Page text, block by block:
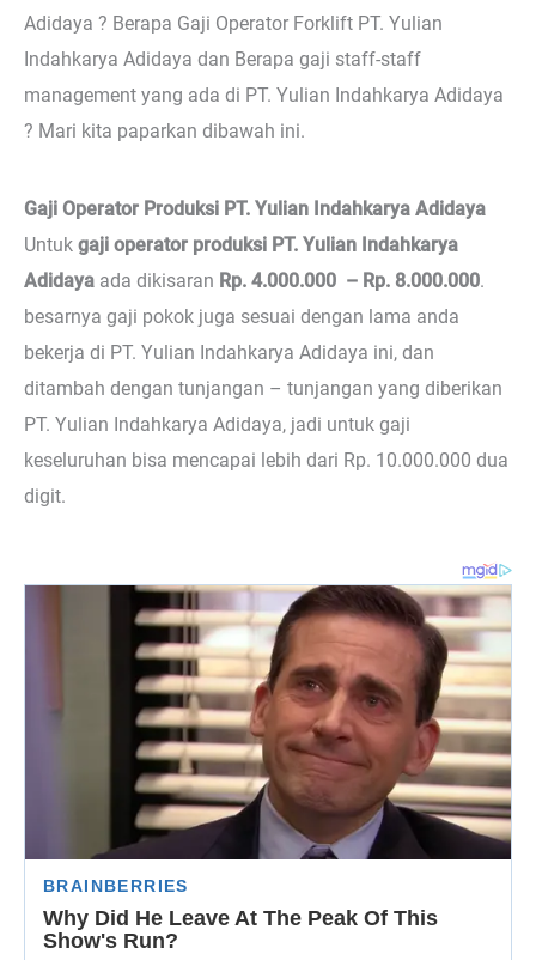
Adidaya ? Berapa Gaji Operator Forklift PT. Yulian
Indahkarya Adidaya dan Berapa gaji staff-staff
management yang ada di PT. Yulian Indahkarya Adidaya
? Mari kita paparkan dibawah ini.
Gaji Operator Produksi PT. Yulian Indahkarya Adidaya
Untuk gaji operator produksi PT. Yulian Indahkarya
Adidaya ada dikisaran Rp. 4.000.000 – Rp. 8.000.000.
besarnya gaji pokok juga sesuai dengan lama anda
bekerja di PT. Yulian Indahkarya Adidaya ini, dan
ditambah dengan tunjangan – tunjangan yang diberikan
PT. Yulian Indahkarya Adidaya, jadi untuk gaji
keseluruhan bisa mencapai lebih dari Rp. 10.000.000 dua
digit.